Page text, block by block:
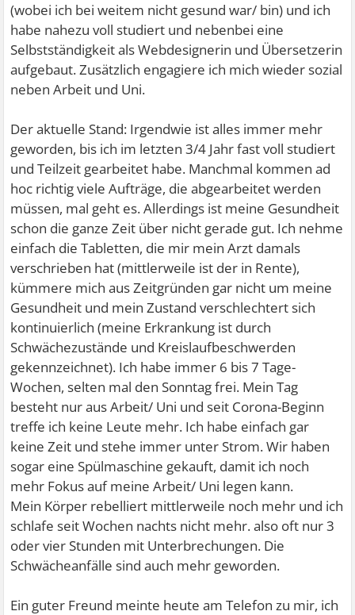
(wobei ich bei weitem nicht gesund war/ bin) und ich
habe nahezu voll studiert und nebenbei eine
Selbstständigkeit als Webdesignerin und Übersetzerin
aufgebaut. Zusätzlich engagiere ich mich wieder sozial
neben Arbeit und Uni.
Der aktuelle Stand: Irgendwie ist alles immer mehr
geworden, bis ich im letzten 3/4 Jahr fast voll studiert
und Teilzeit gearbeitet habe. Manchmal kommen ad
hoc richtig viele Aufträge, die abgearbeitet werden
müssen, mal geht es. Allerdings ist meine Gesundheit
schon die ganze Zeit über nicht gerade gut. Ich nehme
einfach die Tabletten, die mir mein Arzt damals
verschrieben hat (mittlerweile ist der in Rente),
kümmere mich aus Zeitgründen gar nicht um meine
Gesundheit und mein Zustand verschlechtert sich
kontinuierlich (meine Erkrankung ist durch
Schwächezustände und Kreislaufbeschwerden
gekennzeichnet). Ich habe immer 6 bis 7 Tage-
Wochen, selten mal den Sonntag frei. Mein Tag
besteht nur aus Arbeit/ Uni und seit Corona-Beginn
treffe ich keine Leute mehr. Ich habe einfach gar
keine Zeit und stehe immer unter Strom. Wir haben
sogar eine Spülmaschine gekauft, damit ich noch
mehr Fokus auf meine Arbeit/ Uni legen kann.
Mein Körper rebelliert mittlerweile noch mehr und ich
schlafe seit Wochen nachts nicht mehr. also oft nur 3
oder vier Stunden mit Unterbrechungen. Die
Schwächeanfälle sind auch mehr geworden.
Ein guter Freund meinte heute am Telefon zu mir, ich